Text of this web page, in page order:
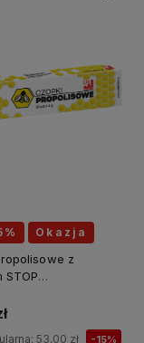
Okazja
z
STOP
orzech,
kłącze tataraku,
53,00 zł -15%